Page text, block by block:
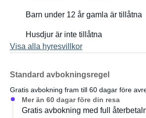
Barn under 12 år gamla är tillåtna
Husdjur är inte tillåtna
Visa alla hyresvillkor
Standard avbokningsregel
Gratis avbokning fram till 60 dagar före
Mer än 60 dagar före din resa
Gratis avbokning med full